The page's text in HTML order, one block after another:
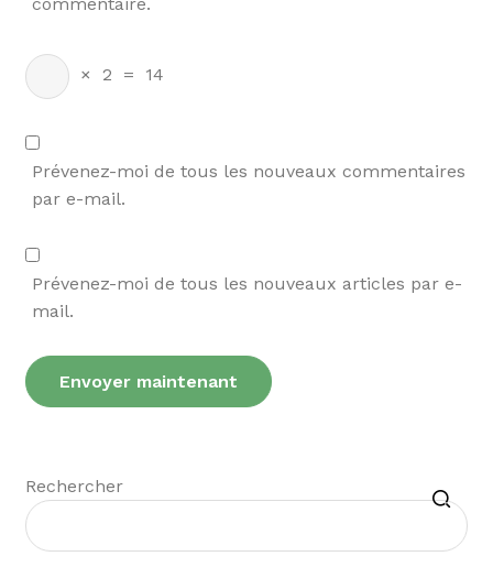
commentaire.
× 2 = 14
Prévenez-moi de tous les nouveaux commentaires
par e-mail.
Prévenez-moi de tous les nouveaux articles par e-
mail.
Rechercher
Recherche